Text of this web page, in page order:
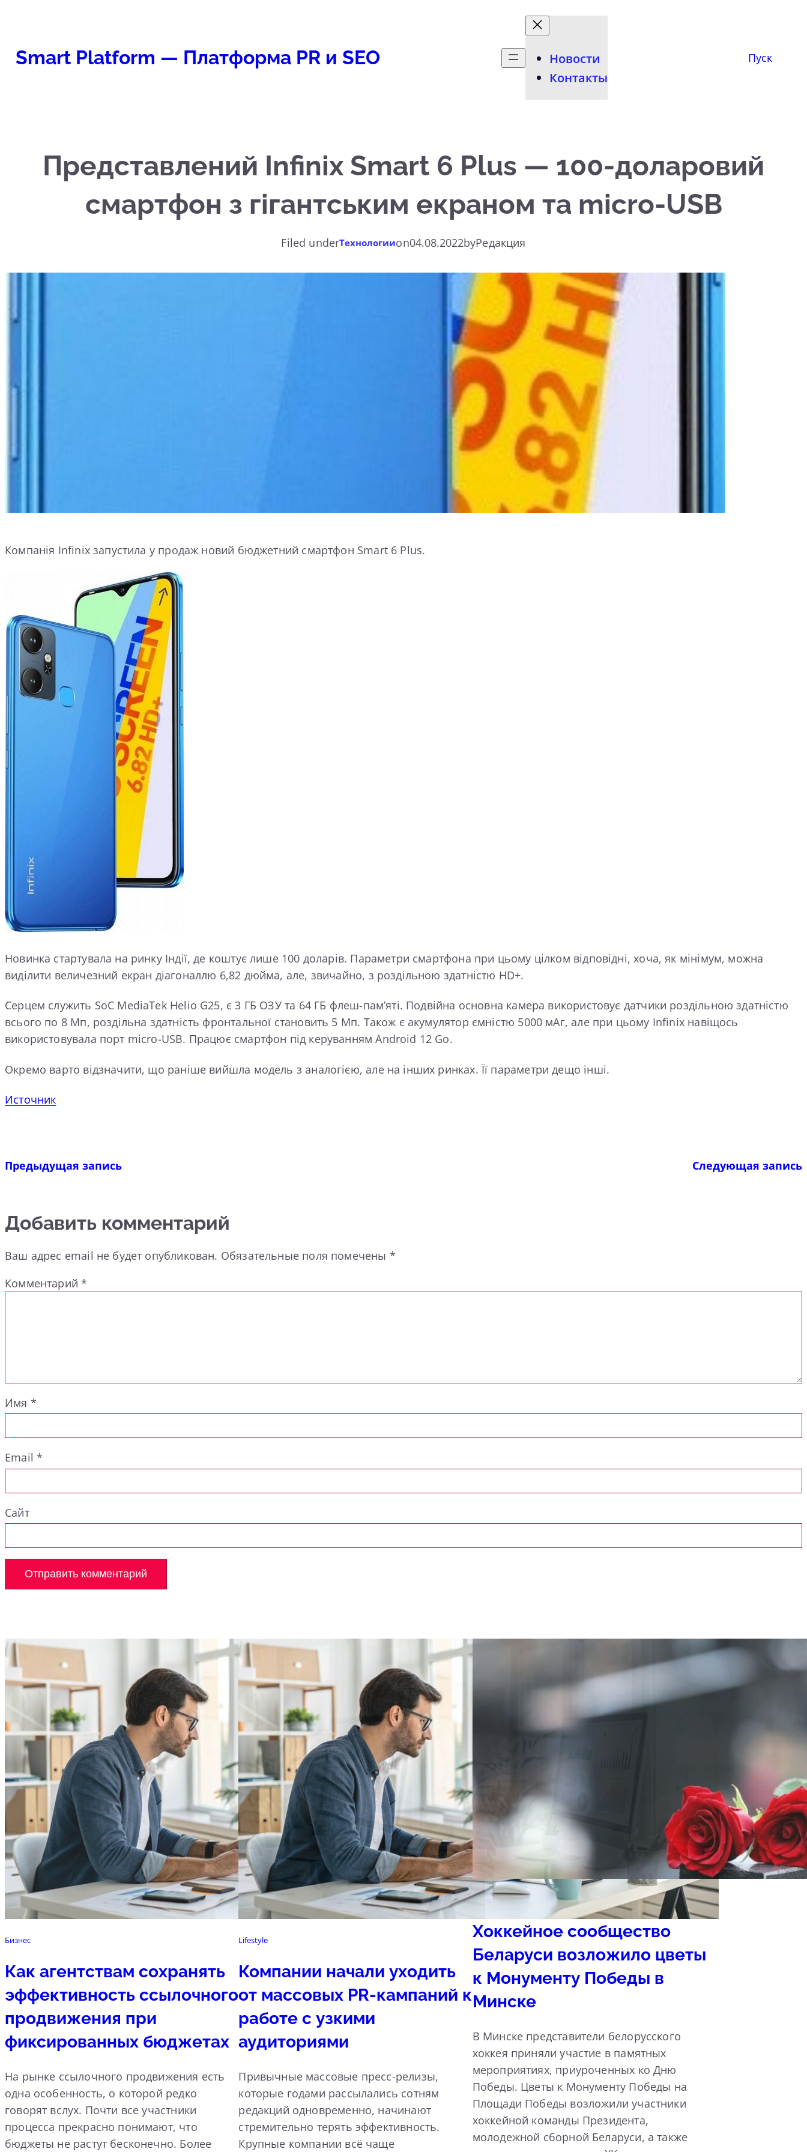
Smart Platform — Платформа PR и SEO
Новости
Контакты
Пуск
Представлений Infinix Smart 6 Plus — 100-доларовий
смартфон з гігантським екраном та micro-USB
Filed underТехнологииon04.08.2022byРедакция
Компанія Infinix запустила у продаж новий бюджетний смартфон Smart 6 Plus.
Новинка стартувала на ринку Індії, де коштує лише 100 доларів. Параметри смартфона при цьому цілком відповідні, хоча, як мінімум, можна
виділити величезний екран діагоналлю 6,82 дюйма, але, звичайно, з роздільною здатністю HD+.
Серцем служить SoC MediaTek Helio G25, є 3 ГБ ОЗУ та 64 ГБ флеш-пам’яті. Подвійна основна камера використовує датчики роздільною здатністю
всього по 8 Мп, роздільна здатність фронтальної становить 5 Мп. Також є акумулятор ємністю 5000 мАг, але при цьому Infinix навіщось
використовувала порт micro-USB. Працює смартфон під керуванням Android 12 Go.
Окремо варто відзначити, що раніше вийшла модель з аналогією, але на інших ринках. Її параметри дещо інші.
Источник
Предыдущая запись Следующая запись
Добавить комментарий
Ваш адрес email не будет опубликован. Обязательные поля помечены *
Комментарий*
Имя *
Email*
Сайт
Бизнес
Как агентствам сохранять
эффективность ссылочного
продвижения при
фиксированных бюджетах
На рынке ссылочного продвижения есть
одна особенность, о которой редко
говорят вслух. Почти все участники
процесса прекрасно понимают, что
бюджеты не растут бесконечно. Более
Lifestyle
Компании начали уходить
от массовых PR-кампаний к
работе с узкими
аудиториями
Привычные массовые пресс-релизы,
которые годами рассылались сотням
редакций одновременно, начинают
стремительно терять эффективность.
Крупные компании всё чаще
Спорт
Хоккейное сообщество
Беларуси возложило цветы
к Монументу Победы в
Минске
В Минске представители белорусского
хоккея приняли участие в памятных
мероприятиях, приуроченных ко Дню
Победы. Цветы к Монументу Победы на
Площади Победы возложили участники
хоккейной команды Президента,
молодежной сборной Беларуси, а также